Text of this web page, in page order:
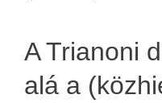
A Trianoni
alá a